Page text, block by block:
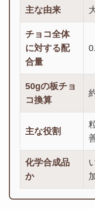
主な由来
チョコ全体
に対する配
合量
50gの板チョ
コ換算
主な役割
化学合成品
か